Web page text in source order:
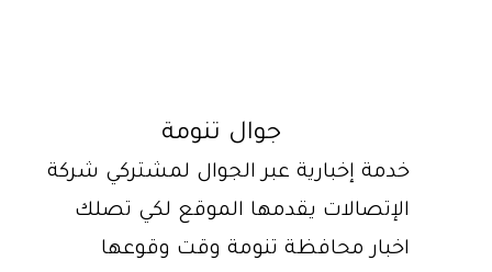
جوال تنومة
خدمة إخبارية عبر الجوال لمشتركي شركة
الإتصالات يقدمها الموقع لكي تصلك
اخبار محافظة تنومة وقت وقوعها